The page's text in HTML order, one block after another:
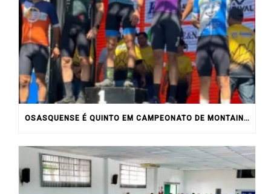
OSASQUENSE É QUINTO EM CAMPEONATO DE MONTAIN BIKE NO INTERIOR DO ESTADO